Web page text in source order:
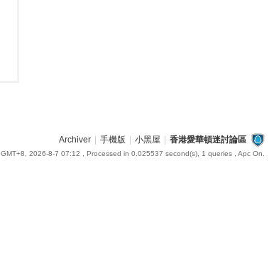
Archiver 手機版 小黑屋 香港愛華頓迷討論區
GMT+8, 2026-8-7 07:12 , Processed in 0.025537 second(s), 1 queries , Apc On.